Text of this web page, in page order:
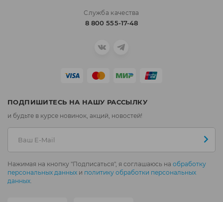
Служба качества
8 800 555-17-48
ПОДПИШИТЕСЬ НА НАШУ РАССЫЛКУ
и будьте в курсе новинок, акций, новостей!
Нажимая на кнопку "Подписаться", я соглашаюсь на обработку
персональных данных и политику обработки персональных
данных